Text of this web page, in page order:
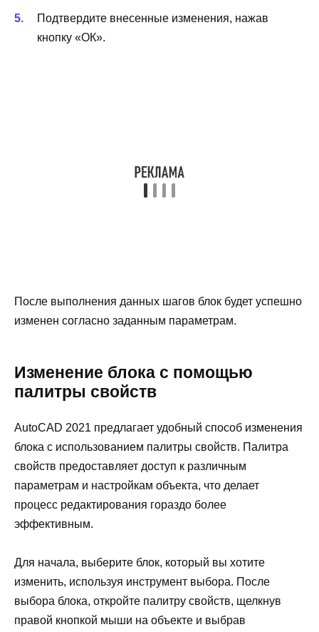
Подтвердите внесенные изменения, нажав
кнопку «ОК».
После выполнения данных шагов блок будет успешно
изменен согласно заданным параметрам.
Изменение блока с помощью
палитры свойств
AutoCAD 2021 предлагает удобный способ изменения
блока с использованием палитры свойств. Палитра
свойств предоставляет доступ к различным
параметрам и настройкам объекта, что делает
процесс редактирования гораздо более
эффективным.
Для начала, выберите блок, который вы хотите
изменить, используя инструмент выбора. После
выбора блока, откройте палитру свойств, щелкнув
правой кнопкой мыши на объекте и выбрав